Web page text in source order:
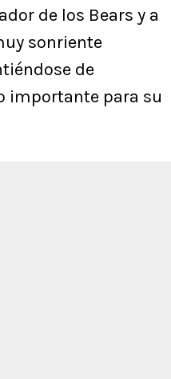
de los Bears y a
sonriente
de
importante para su